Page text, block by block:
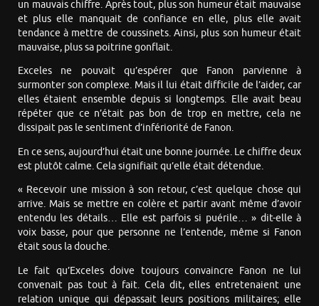
un mauvais chiffre. Après tout, plus son humeur était mauvaise
et plus elle manquait de confiance en elle, plus elle avait
tendance à mettre de coussinets. Ainsi, plus son humeur était
mauvaise, plus sa poitrine gonflait.
Exceles ne pouvait qu’espérer que Fanon parvienne à
surmonter son complexe. Mais il lui était difficile de l’aider, car
elles étaient ensemble depuis si longtemps. Elle avait beau
répéter que ce n’était pas bon de trop en mettre, cela ne
dissipait pas le sentiment d’infériorité de Fanon.
En ce sens, aujourd’hui était une bonne journée. Le chiffre deux
est plutôt calme. Cela signifiait qu’elle était détendue.
« Recevoir une mission à son retour, c’est quelque chose qui
arrive. Mais se mettre en colère et partir avant même d’avoir
entendu les détails… Elle est parfois si puérile… » dit-elle à
voix basse, pour que personne ne l’entende, même si Fanon
était sous la douche.
Le fait qu’Exceles doive toujours convaincre Fanon ne lui
convenait pas tout à fait. Cela dit, elles entretenaient une
relation unique qui dépassait leurs positions militaires; elle